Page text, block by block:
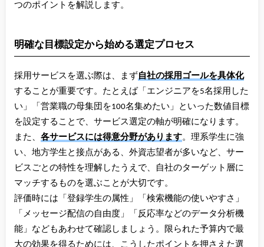
つのポイントを解説します。
明確な目標設定から始める選定プロセス
採用サービスを選ぶ際は、まず自社の採用ゴールを具体化
することが重要です。たとえば「エンジニアを5名採用した
い」「営業職の母集団を100名集めたい」といった数値目標
を設定することで、サービス選定の軸が明確になります。
また、 各サービスには得意分野があります。理系学生に強
い、地方学生と接点がある、外資志望者が多いなど、サー
ビスごとの特性を理解したうえで、自社のターゲット層に
マッチするものを選ぶことが大切です。
評価時には「登録学生の属性」「検索機能の使いやすさ」
「メッセージ配信の自由度」「反応率などのデータ分析機
能」などもあわせて確認しましょう。限られた予算内で最
大の効果を得るためには、こうしたポイントを押さえた選